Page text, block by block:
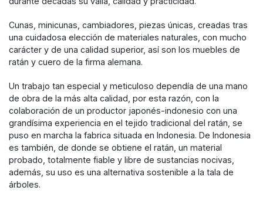
Cunas, minicunas, cambiadores, piezas únicas, creadas tras
una cuidadosa elección de materiales naturales, con mucho
carácter y de una calidad superior, así son los muebles de
ratán y cuero de la firma alemana.
Un trabajo tan especial y meticuloso dependía de una mano
de obra de la más alta calidad, por esta razón, con la
colaboración de un productor japonés-indonesio con una
grandísima experiencia en el tejido tradicional del ratán, se
puso en marcha la fabrica situada en Indonesia. De Indonesia
es también, de donde se obtiene el ratán, un material
probado, totalmente fiable y libre de sustancias nocivas,
además, su uso es una alternativa sostenible a la tala de
árboles.